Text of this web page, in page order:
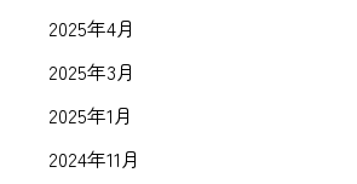
2025年4月
2025年3月
2025年1月
2024年11月